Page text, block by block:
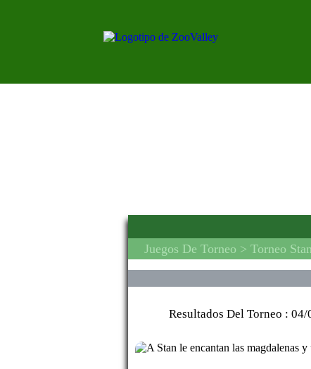
Juegos De Torneo > Torneo
Resultados Del Torneo :04/